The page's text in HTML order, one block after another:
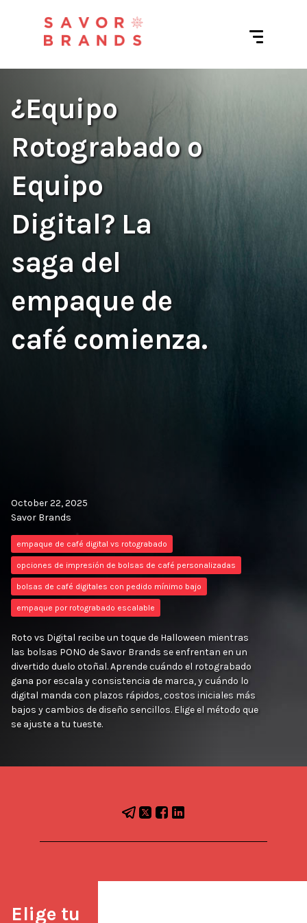
¿Equipo
Rotograbado o
Equipo
Digital? La
saga del
empaque de
café comienza.
October 22, 2025
Savor Brands
empaque de café digital vs rotograbado
opciones de impresión de bolsas de café personalizadas
bolsas de café digitales con pedido mínimo bajo
empaque por rotograbado escalable
Roto vs Digital recibe un toque de Halloween mientras
las bolsas PONO de Savor Brands se enfrentan en un
divertido duelo otoñal. Aprende cuándo el rotograbado
gana por escala y consistencia de marca, y cuándo lo
digital manda con plazos rápidos, costos iniciales más
bajos y cambios de diseño sencillos. Elige el método que
se ajuste a tu tueste.
Elige tu